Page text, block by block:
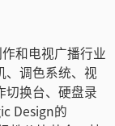
和电视广播行业
、调色系统、视
切换台、硬盘录
Design的